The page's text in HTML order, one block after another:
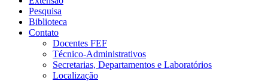
Pesquisa
Biblioteca
Contato
Docentes FEF
Técnico-Administrativos
Secretarias, Departamentos e Laboratórios
Localização